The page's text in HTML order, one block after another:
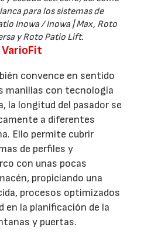
para los sistemas de
Inowa / Inowa | Max, Roto
y Roto Patio Lift.
VarioFit
convence en sentido
manillas con tecnología
la longitud del pasador se
a diferentes
Ello permite cubrir
de perfiles y
con unas pocas
propiciando una
procesos optimizados
en la planificación de la
y puertas.